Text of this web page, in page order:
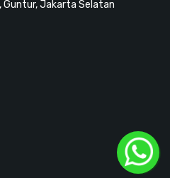
Guntur, Jakarta Selatan